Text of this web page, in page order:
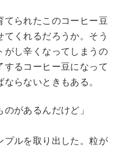
てられたこのコーヒー豆
くれるだろうか。そう
がし辛くなってしまうの
するコーヒー豆になって
らないときもある。
があるんだけど」
プルを取り出した。粒が